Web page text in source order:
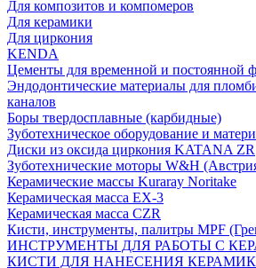
Для композитов и компомеров
Для керамики
Для циркония
KENDA
Цементы для временной и постоянной
Эндодонтические материалы для
каналов
Боры твердосплавные (карбидные)
Зуботехническое оборудование и
Диски из оксида циркония KATANA ZR
Зуботехнические моторы W&H
Керамические массы Kuraray Noritake
Керамическая масса EX-3
Керамическая масса CZR
Кисти, инструменты, палитры MPF
ИНСТРУМЕНТЫ ДЛЯ РАБОТЫ С
КИСТИ ДЛЯ НАНЕСЕНИЯ